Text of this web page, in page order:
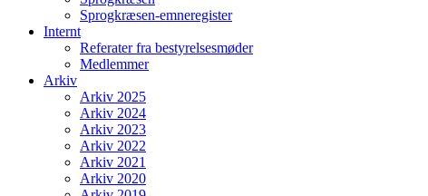
Sprogkræsen-emneregister
Internt
Referater fra bestyrelsesmøder
Medlemmer
Arkiv
Arkiv 2025
Arkiv 2024
Arkiv 2023
Arkiv 2022
Arkiv 2021
Arkiv 2020